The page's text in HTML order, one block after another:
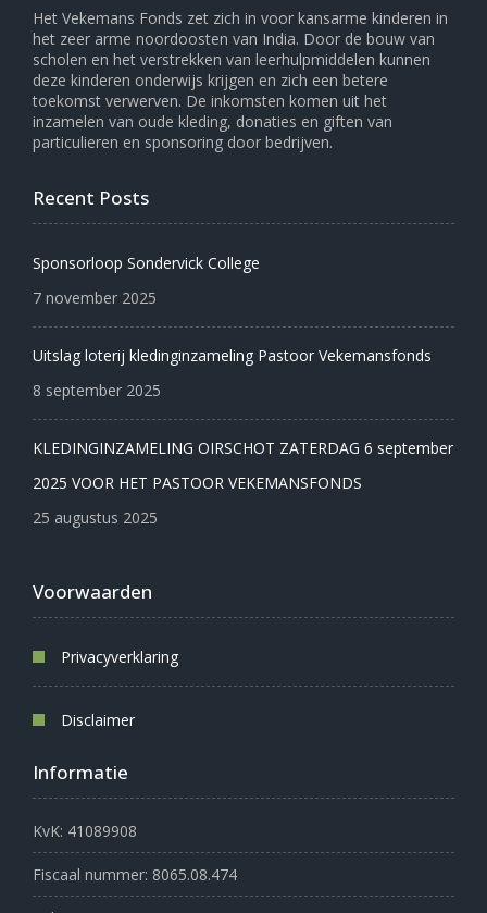
Het Vekemans Fonds zet zich in voor kansarme kinderen in
het zeer arme noordoosten van India. Door de bouw van
scholen en het verstrekken van leerhulpmiddelen kunnen
deze kinderen onderwijs krijgen en zich een betere
toekomst verwerven. De inkomsten komen uit het
inzamelen van oude kleding, donaties en giften van
particulieren en sponsoring door bedrijven.
Recent Posts
Sponsorloop Sondervick College
7 november 2025
Uitslag loterij kledinginzameling Pastoor Vekemansfonds
8 september 2025
KLEDINGINZAMELING OIRSCHOT ZATERDAG 6 september
2025 VOOR HET PASTOOR VEKEMANSFONDS
25 augustus 2025
Voorwaarden
Privacyverklaring
Disclaimer
Informatie
KvK: 41089908
Fiscaal nummer: 8065.08.474